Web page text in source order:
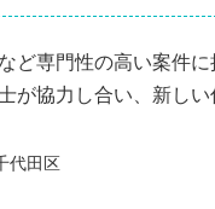
専門性の高い案件
が協力し合い、新し
代田区